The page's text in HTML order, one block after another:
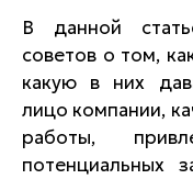
В данной
советов о том,
какую в них
лицо компании,
работы,
потенциальных